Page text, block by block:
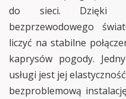
do sieci. Dzięki
bezprzewodowego
liczyć na stabilne
kaprysów pogody.
usługi jest jej
bezproblemową